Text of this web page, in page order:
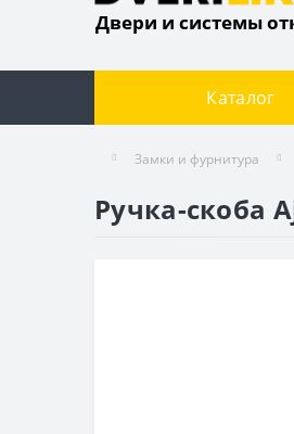
Двери и системы
Каталог
Замки и фурнитура
Ручка-скоба